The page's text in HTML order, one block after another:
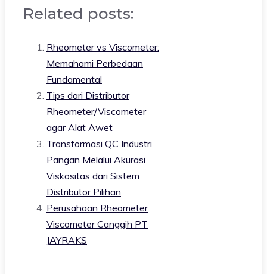
Related posts:
Rheometer vs Viscometer:
Memahami Perbedaan
Fundamental
Tips dari Distributor
Rheometer/Viscometer
agar Alat Awet
Transformasi QC Industri
Pangan Melalui Akurasi
Viskositas dari Sistem
Distributor Pilihan
Perusahaan Rheometer
Viscometer Canggih PT
JAYRAKS